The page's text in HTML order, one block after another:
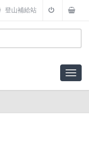
登山補給站